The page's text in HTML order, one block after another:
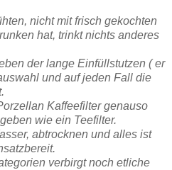
nicht mit frisch gekochten
hat, trinkt nichts anderes
der lange Einfüllstutzen ( er
und auf jeden Fall die
Kaffeefilter genauso
wie ein Teefilter.
abtrocknen und alles ist
verbirgt noch etliche